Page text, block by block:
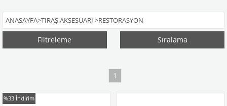
ANASAYFA>TIRAŞ AKSESUARI >RESTORASYON
Filtreleme Sıralama
1
%33 İndirim